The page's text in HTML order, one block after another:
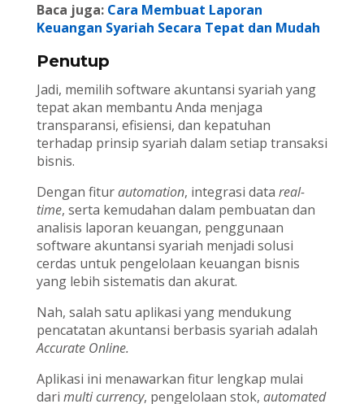
Baca juga: Cara Membuat Laporan
Keuangan Syariah Secara Tepat dan Mudah
Penutup
Jadi, memilih software akuntansi syariah yang
tepat akan membantu Anda menjaga
transparansi, efisiensi, dan kepatuhan
terhadap prinsip syariah dalam setiap transaksi
bisnis.
Dengan fiturautomation, integrasi data real-
time, serta kemudahan dalam pembuatan dan
analisis laporan keuangan, penggunaan
software akuntansi syariah menjadi solusi
cerdas untuk pengelolaan keuangan bisnis
yang lebih sistematis dan akurat.
Nah, salah satu aplikasi yang mendukung
pencatatan akuntansi berbasis syariah adalah
Accurate Online.
Aplikasi ini menawarkan fitur lengkap mulai
dari multi currency, pengelolaan stok, automated